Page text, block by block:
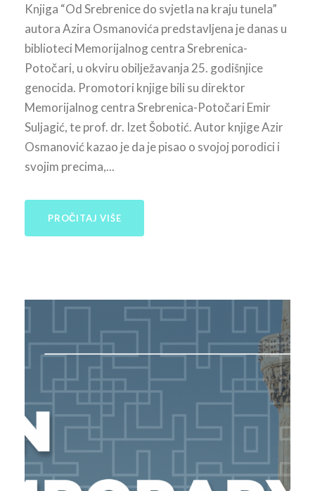
Knjiga “Od Srebrenice do svjetla na kraju tunela”
autora Azira Osmanovića predstavljena je danas u
biblioteci Memorijalnog centra Srebrenica-
Potočari, u okviru obilježavanja 25. godišnjice
genocida. Promotori knjige bili su direktor
Memorijalnog centra Srebrenica-Potočari Emir
Suljagić, te prof. dr. Izet Šobotić. Autor knjige Azir
Osmanović kazao je da je pisao o svojoj porodici i
svojim precima,...
PROČITAJ VIŠE